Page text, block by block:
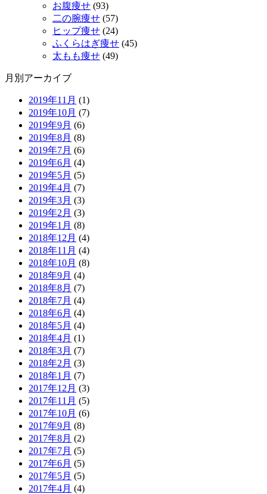
お腹痩せ (93)
二の腕痩せ (57)
ヒップ痩せ (24)
ふくらはぎ痩せ (45)
太もも痩せ (49)
月別アーカイブ
2019年11月 (1)
2019年10月 (7)
2019年9月 (6)
2019年8月 (8)
2019年7月 (6)
2019年6月 (4)
2019年5月 (5)
2019年4月 (7)
2019年3月 (3)
2019年2月 (3)
2019年1月 (8)
2018年12月 (4)
2018年11月 (4)
2018年10月 (8)
2018年9月 (4)
2018年8月 (7)
2018年7月 (4)
2018年6月 (4)
2018年5月 (4)
2018年4月 (1)
2018年3月 (7)
2018年2月 (3)
2018年1月 (7)
2017年12月 (3)
2017年11月 (5)
2017年10月 (6)
2017年9月 (8)
2017年8月 (2)
2017年7月 (5)
2017年6月 (5)
2017年5月 (5)
2017年4月 (4)